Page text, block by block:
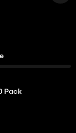
Pack